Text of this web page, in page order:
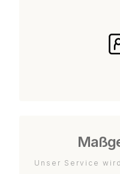
Unser Service